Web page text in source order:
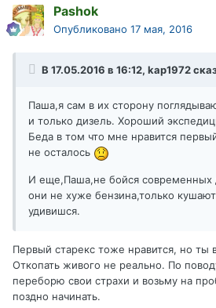
Pashok
Опубликовано 17 мая, 2016
В 17.05.2016 в 16:12, kap1972
Паша,я сам в их сторону
и только дизель. Хороший
Беда в том что мне нравится
не осталось
И еще,Паша,не бойся современных
они не хуже бензина,только
удивишся.
Первый старекс тоже нравится, но ты
Откопать живого не реально. По
переборю свои страхи и возьму на
поздно начинать.